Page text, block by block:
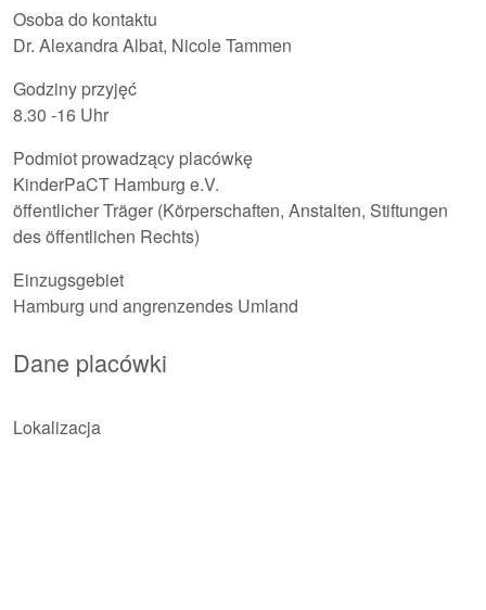
Osoba do kontaktu
Dr. Alexandra Albat, Nicole Tammen
Godziny przyjęć
8.30 -16 Uhr
Podmiot prowadzący placówkę
KinderPaCT Hamburg e.V.
öffentlicher Träger (Körperschaften, Anstalten, Stiftungen
des öffentlichen Rechts)
Einzugsgebiet
Hamburg und angrenzendes Umland
Dane placówki
Lokalizacja